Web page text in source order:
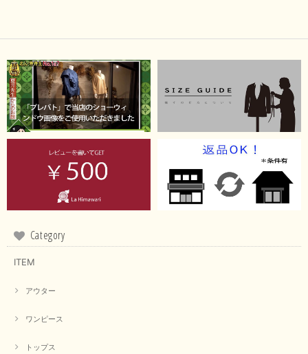
Category
ITEM
アウター
ワンピース
トップス